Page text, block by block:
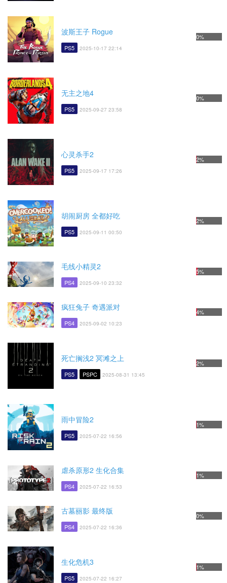
波斯王子 Rogue
PS5 2025-10-17 22:14
0%
无主之地4
PS5 2025-09-27 23:58
0%
心灵杀手2
PS5 2025-09-17 17:26
2%
胡闹厨房 全都好吃
PS5 2025-09-11 00:50
2%
毛线小精灵2
PS4 2025-09-10 23:32
5%
疯狂兔子 奇遇派对
PS4 2025-09-02 10:23
4%
死亡搁浅2 冥滩之上
PS5 PSPC 2025-08-31 13:45
2%
雨中冒险2
PS5 2025-07-22 16:56
1%
虐杀原形2 生化合集
PS4 2025-07-22 16:53
1%
古墓丽影 最终版
PS4 2025-07-22 16:36
0%
生化危机3
PS5 2025-07-22 16:27
1%